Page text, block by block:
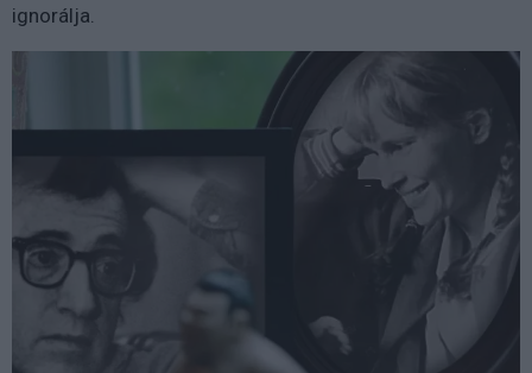
ignorálja.